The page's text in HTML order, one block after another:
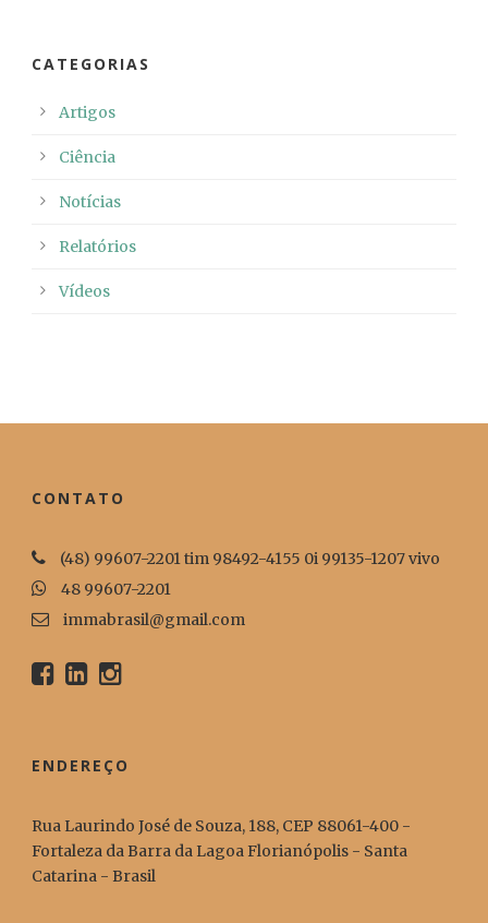
CATEGORIAS
Artigos
Ciência
Notícias
Relatórios
Vídeos
CONTATO
(48) 99607-2201 tim 98492-4155 0i 99135-1207 vivo
48 99607-2201
immabrasil@gmail.com
ENDEREÇO
Rua Laurindo José de Souza, 188, CEP 88061-400 -
Fortaleza da Barra da Lagoa Florianópolis - Santa
Catarina - Brasil